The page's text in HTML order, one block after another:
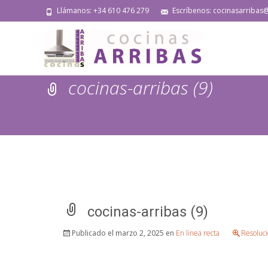
Llámanos: +34 610 476 279 Escríbenos:
cocinas-arribas (9)
cocinas-arribas (9)
Publicado el marzo 2, 2025 en En linea recta